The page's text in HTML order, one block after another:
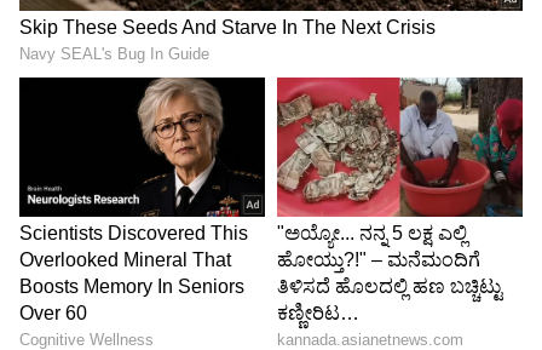
ಸಂಗೀತಾ ಬಲವಂತ ಬೈಂದ್ ಗಾಜಿಪುರ ಗೆಲುವು
ಪಲ್ತುರಾಮ್
ಜಗದೀಶ್‌ಪುರ ಗೆಲುವು
ಜಯಪ್ರಕಾಶ ನಿಶಾದ್ ರುದ್ರಾಪುರ ಗೆಲುವು
ಗಿರಿಚಂದ್ರ ಯಾದವ್ ಜಾನ್ಪುರ್ ಸೋಲು
ಅಜಿತ್ ಪಾಲ್ ಸಿಕಂದ್ರ ಗೆಲುವು
ನೀಲಿಮಾ ಕಟಿಯಾರ್ ಕಲ್ಯಾಪುನಪುರ ಗೆಲುವು